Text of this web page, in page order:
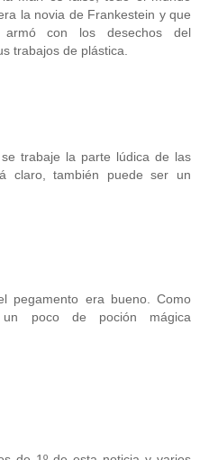
la novia de Frankestein y que
con los desechos del
trabajos de plástica.
trabaje la parte lúdica de las
claro, también puede ser un
pegamento era bueno. Como
poco de poción mágica